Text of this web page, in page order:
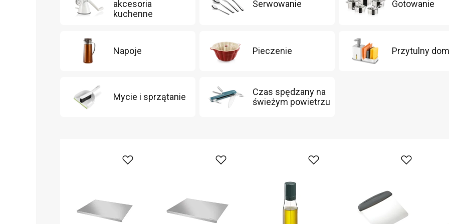
akcesoria
kuchenne
Serwowanie Gotowanie
Napoje Pieczenie Przytulny dom
Mycie i sprzątanie
Czas spędzany na
świeżym powietrzu